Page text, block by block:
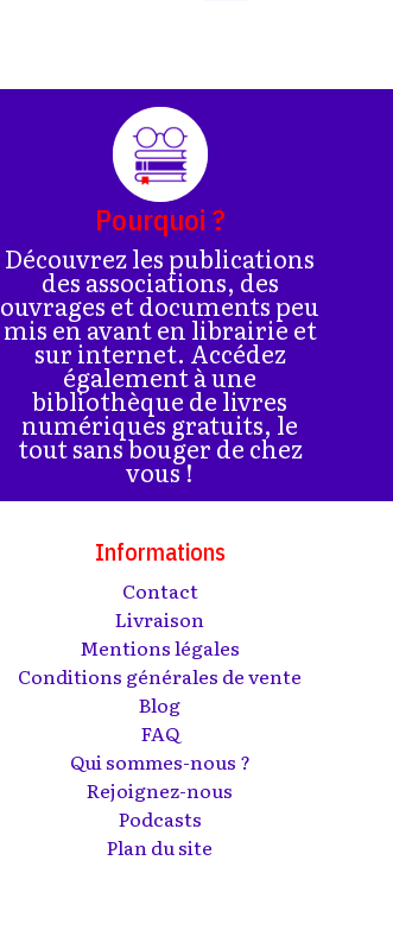
Pourquoi ?
Découvrez les publications
des associations, des
ouvrages et documents peu
mis en avant en librairie et
sur internet. Accédez
également à une
bibliothèque de livres
numériques gratuits, le
tout sans bouger de chez
vous !
Informations
Contact
Livraison
Mentions légales
Conditions générales de vente
Blog
FAQ
Qui sommes-nous ?
Rejoignez-nous
Podcasts
Plan du site